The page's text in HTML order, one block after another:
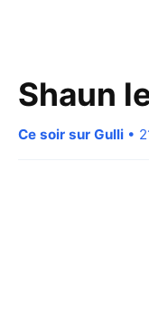
Shaun
Ce soir sur Gulli •